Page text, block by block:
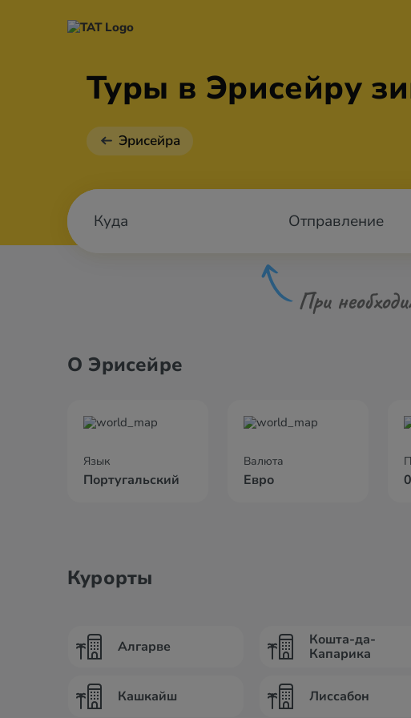
Туры в Эрисейру
Эрисейра
Отправление
При
О Эрисейре
Язык
Португальский
Валюта
Евро
Курорты
Алгарве
Кашкайш
Кошта-да-
Капарика
Лиссабон